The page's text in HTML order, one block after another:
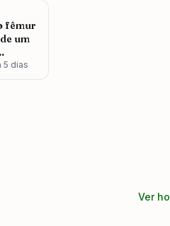
fêmur
um
5 dias
Ver